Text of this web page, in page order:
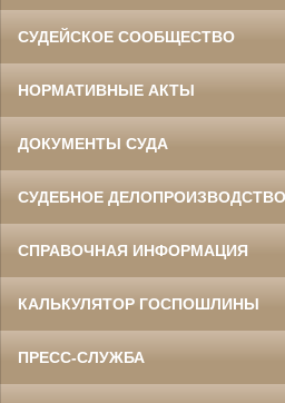
СУДЕЙСКОЕ СООБЩЕСТВО
НОРМАТИВНЫЕ АКТЫ
ДОКУМЕНТЫ СУДА
СУДЕБНОЕ ДЕЛОПРОИЗВОДСТВО
СПРАВОЧНАЯ ИНФОРМАЦИЯ
КАЛЬКУЛЯТОР ГОСПОШЛИНЫ
ПРЕСС-СЛУЖБА